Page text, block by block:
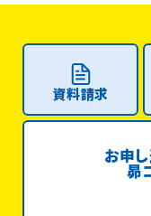
資料請求
お申
昴